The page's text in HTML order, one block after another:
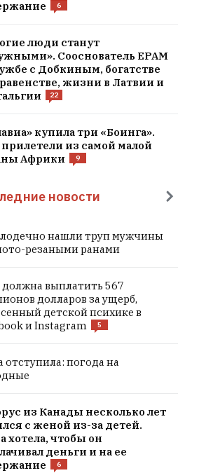
6
люди станут
Сооснователь EPAM
с Добкиным, богатстве
жизни в Латвии и
22
купила три «Боинга».
из самой малой
Африки
9
новости
нашли труп мужчины
резаными ранами
должна выплатить 567
долларов за ущерб,
детской психике в
и Instagram
5
отступила: погода на
из Канады несколько лет
с женой из-за детей.
хотела, чтобы он
деньги и на ее
6